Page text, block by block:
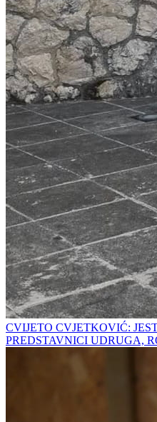
CVIJETO CVJETKOVIĆ:
PREDSTAVNICI UDRUGA,